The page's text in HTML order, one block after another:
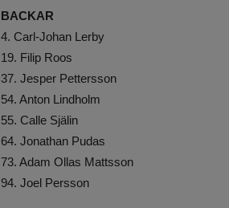
BACKAR
4. Carl-Johan Lerby
19. Filip Roos
37. Jesper Pettersson
54. Anton Lindholm
55. Calle Själin
64. Jonathan Pudas
73. Adam Ollas Mattsson
94. Joel Persson